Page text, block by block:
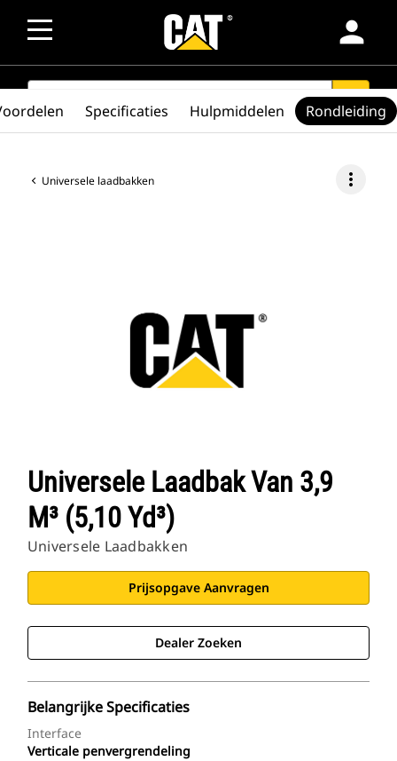
person
SEARCH search
Universele laadbakken more_vert
Universele Laadbak Van 3,9
M³ (5,10 Yd³)
Universele Laadbakken
Prijsopgave Aanvragen
Dealer Zoeken
Belangrijke Specificaties
Interface
Verticale penvergrendeling
Specificaties Hulpmiddelen Rondleiding